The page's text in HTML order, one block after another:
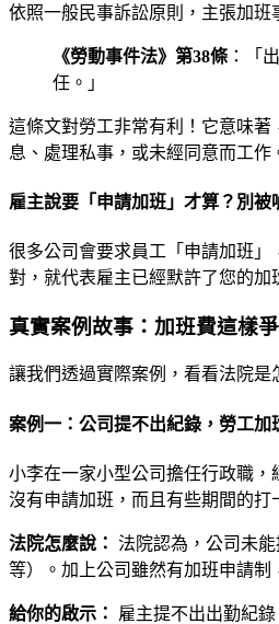
依照一般民事訴訟原則，主張加班
《勞動事件法》第38條 ：「
任。」
這條文對勞工非常有利！它意味
息、處理私事，或未經同意而工作
雇主說要「申請加班」才算？別被
很多公司會要求員工「申請加班
對，就代表雇主已經默許了您的
真實案例故事：加班費這樣
讓我們透過實際案例，看看法院是
案例一：公司提不出紀錄，勞工加
小李在一家小型公司擔任行政職
沒有申請加班，而且有些期間的打
法院怎麼說： 法院認為，公司未
等）。加上公司雖然有加班申請
給你的啟示： 雇主提不出出勤紀